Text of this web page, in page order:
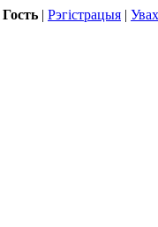
Гость | Рэгістрацыя |